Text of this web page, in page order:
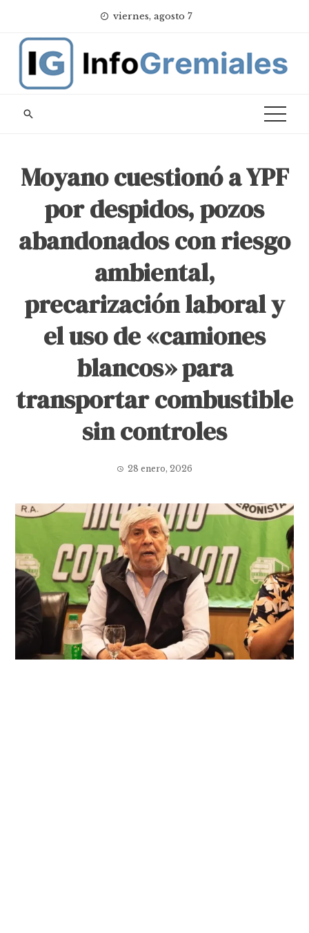
content
viernes, agosto 7
Moyano cuestionó a YPF
por despidos, pozos
abandonados con riesgo
ambiental,
precarización laboral y
el uso de «camiones
blancos» para
transportar combustible
sin controles
28 enero, 2026